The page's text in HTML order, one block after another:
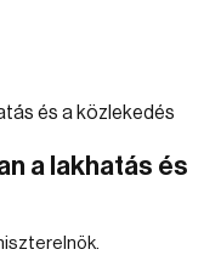
a lakhatás és